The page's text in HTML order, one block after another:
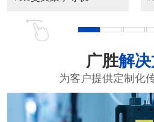
广胜解
为客户提供定制化